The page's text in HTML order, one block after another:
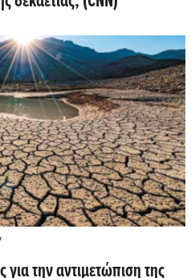
την αντιμετώπιση της